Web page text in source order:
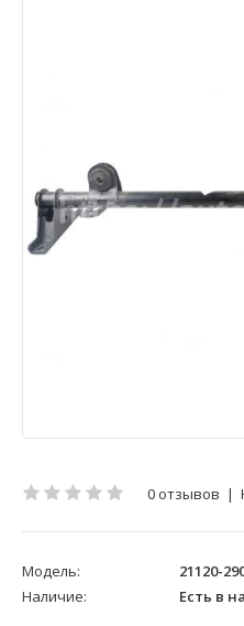
0 отзывов |
Модель:
21120-
Наличие:
Есть в